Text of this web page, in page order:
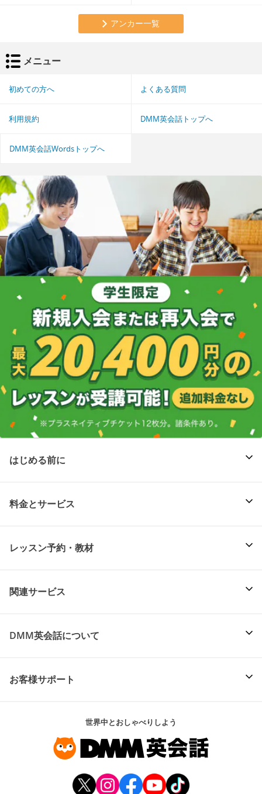
アンカー一覧
メニュー
初めての方へ よくある質問
利用規約 DMM英会話トップへ
DMM英会話Wordsトップへ
はじめる前に
料金とサービス
レッスン予約・教材
関連サービス
DMM英会話について
お客様サポート
世界中とおしゃべりしよう